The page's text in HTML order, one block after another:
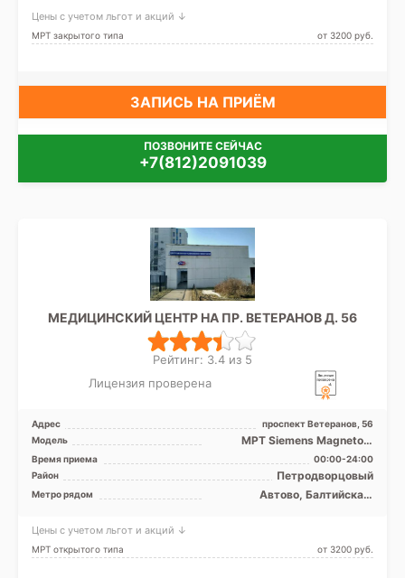
Цены с учетом льгот и акций ↓
МРТ закрытого типа от 3200 pуб.
ЗАПИСЬ НА ПРИЁМ
ПОЗВОНИТЕ СЕЙЧАС
+7(812)2091039
МЕДИЦИНСКИЙ ЦЕНТР НА ПР. ВЕТЕРАНОВ Д. 56
Рейтинг: 3.4 из 5
Лицензия проверена
Адрес
проспект Ветеранов, 56
Модель
МРТ Siemens Magnetom
Concerto 0.2T открытый тип
Время приема
00:00-24:00
Район
Петродворцовый
Метро рядом
Автово, Балтийская,
Ветеранов
Цены с учетом льгот и акций ↓
МРТ открытого типа от 3200 pуб.